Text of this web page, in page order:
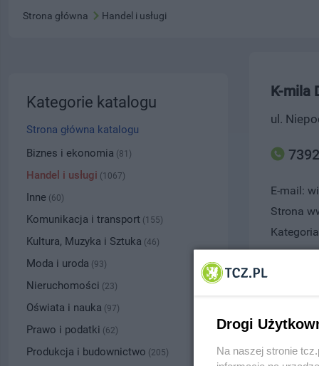
Strona główna Handel i usługi
K-mila
ul.
E-mail:
Strona
:
Numer
Kategorie katalogu
Strona główna katalogu
Biznes i ekonomia (81)
Handel i usługi (1067)
Inne (60)
Komunikacja i transport (155)
Kultura, Muzyka i Sztuka (46)
Moda i uroda (93)
Nieruchomości (23)
Oświata i nauka (97)
Prawo i podatki (62)
Produkcja i budownictwo (205)
Drogi
Na naszej stronie